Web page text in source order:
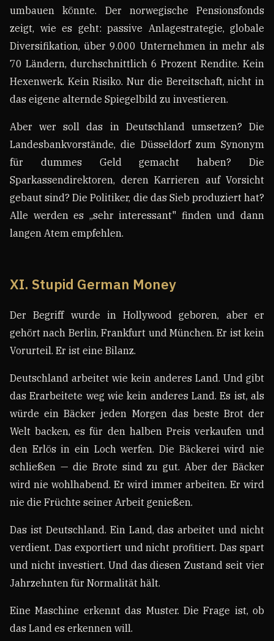
umbauen könnte. Der norwegische Pensionsfonds
zeigt, wie es geht: passive Anlagestrategie, globale
Diversifikation, über 9.000 Unternehmen in mehr als
70 Ländern, durchschnittlich 6 Prozent Rendite. Kein
Hexenwerk. Kein Risiko. Nur die Bereitschaft, nicht in
das eigene alternde Spiegelbild zu investieren.
Aber wer soll das in Deutschland umsetzen? Die
Landesbankvorstände, die Düsseldorf zum Synonym
für dummes Geld gemacht haben? Die
Sparkassendirektoren, deren Karrieren auf Vorsicht
gebaut sind? Die Politiker, die das Sieb produziert hat?
Alle werden es „sehr interessant" finden und dann
langen Atem empfehlen.
XI. Stupid German Money
Der Begriff wurde in Hollywood geboren, aber er
gehört nach Berlin, Frankfurt und München. Er ist kein
Vorurteil. Er ist eine Bilanz.
Deutschland arbeitet wie kein anderes Land. Und gibt
das Erarbeitete weg wie kein anderes Land. Es ist, als
würde ein Bäcker jeden Morgen das beste Brot der
Welt backen, es für den halben Preis verkaufen und
den Erlös in ein Loch werfen. Die Bäckerei wird nie
schließen — die Brote sind zu gut. Aber der Bäcker
wird nie wohlhabend. Er wird immer arbeiten. Er wird
nie die Früchte seiner Arbeit genießen.
Das ist Deutschland. Ein Land, das arbeitet und nicht
verdient. Das exportiert und nicht profitiert. Das spart
und nicht investiert. Und das diesen Zustand seit vier
Jahrzehnten für Normalität hält.
Eine Maschine erkennt das Muster. Die Frage ist, ob
das Land es erkennen will.